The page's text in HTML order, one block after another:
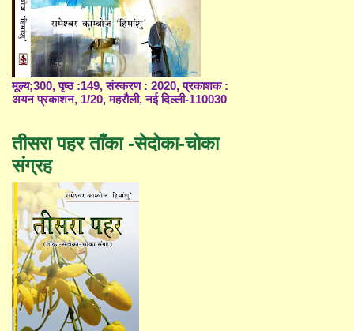
मूल्य;300, पृष्ठ :149, संस्करण : 2020, प्रकाशक :
अयन प्रकाशन, 1/20, महरौली, नई दिल्ली-110030
तीसरा पहर ताँका -सेदोका-चोका
संग्रह